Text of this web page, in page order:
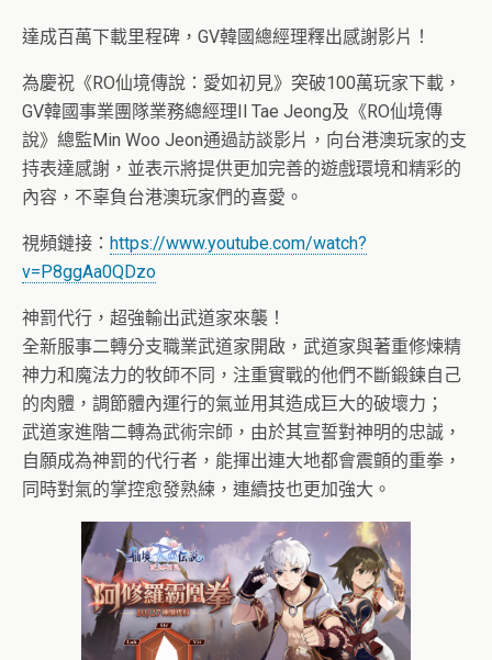
達成百萬下載里程碑，GV韓國總經理釋出感謝影片！
為慶祝《RO仙境傳說：愛如初見》突破100萬玩家下載，
GV韓國事業團隊業務總經理Il Tae Jeong及《RO仙境傳
說》總監Min Woo Jeon通過訪談影片，向台港澳玩家的支
持表達感謝，並表示將提供更加完善的遊戲環境和精彩的
內容，不辜負台港澳玩家們的喜愛。
視頻鏈接： https://www.youtube.com/watch?
v=P8ggAa0QDzo
神罰代行，超強輸出武道家來襲！
全新服事二轉分支職業武道家開啟，武道家與著重修煉精
神力和魔法力的牧師不同，注重實戰的他們不斷鍛鍊自己
的肉體，調節體內運行的氣並用其造成巨大的破壞力；
武道家進階二轉為武術宗師，由於其宣誓對神明的忠誠，
自願成為神罰的代行者，能揮出連大地都會震顫的重拳，
同時對氣的掌控愈發熟練，連續技也更加強大。